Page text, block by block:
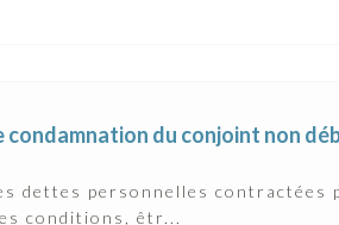
condamnation du conjoint non
dettes personnelles contractées
conditions, êtr...